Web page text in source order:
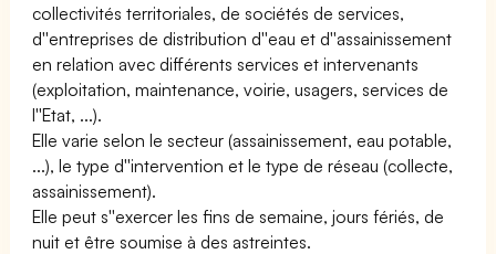
collectivités territoriales, de sociétés de services,
d''entreprises de distribution d''eau et d''assainissement
en relation avec différents services et intervenants
(exploitation, maintenance, voirie, usagers, services de
l''Etat, ...).
Elle varie selon le secteur (assainissement, eau potable,
...), le type d''intervention et le type de réseau (collecte,
assainissement).
Elle peut s''exercer les fins de semaine, jours fériés, de
nuit et être soumise à des astreintes.